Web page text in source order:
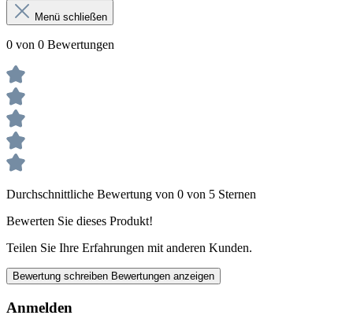
Menü schließen
0 von 0 Bewertungen
Durchschnittliche Bewertung von 0 von 5 Sternen
Bewerten Sie dieses Produkt!
Teilen Sie Ihre Erfahrungen mit anderen Kunden.
Bewertung schreiben Bewertungen anzeigen
Anmelden